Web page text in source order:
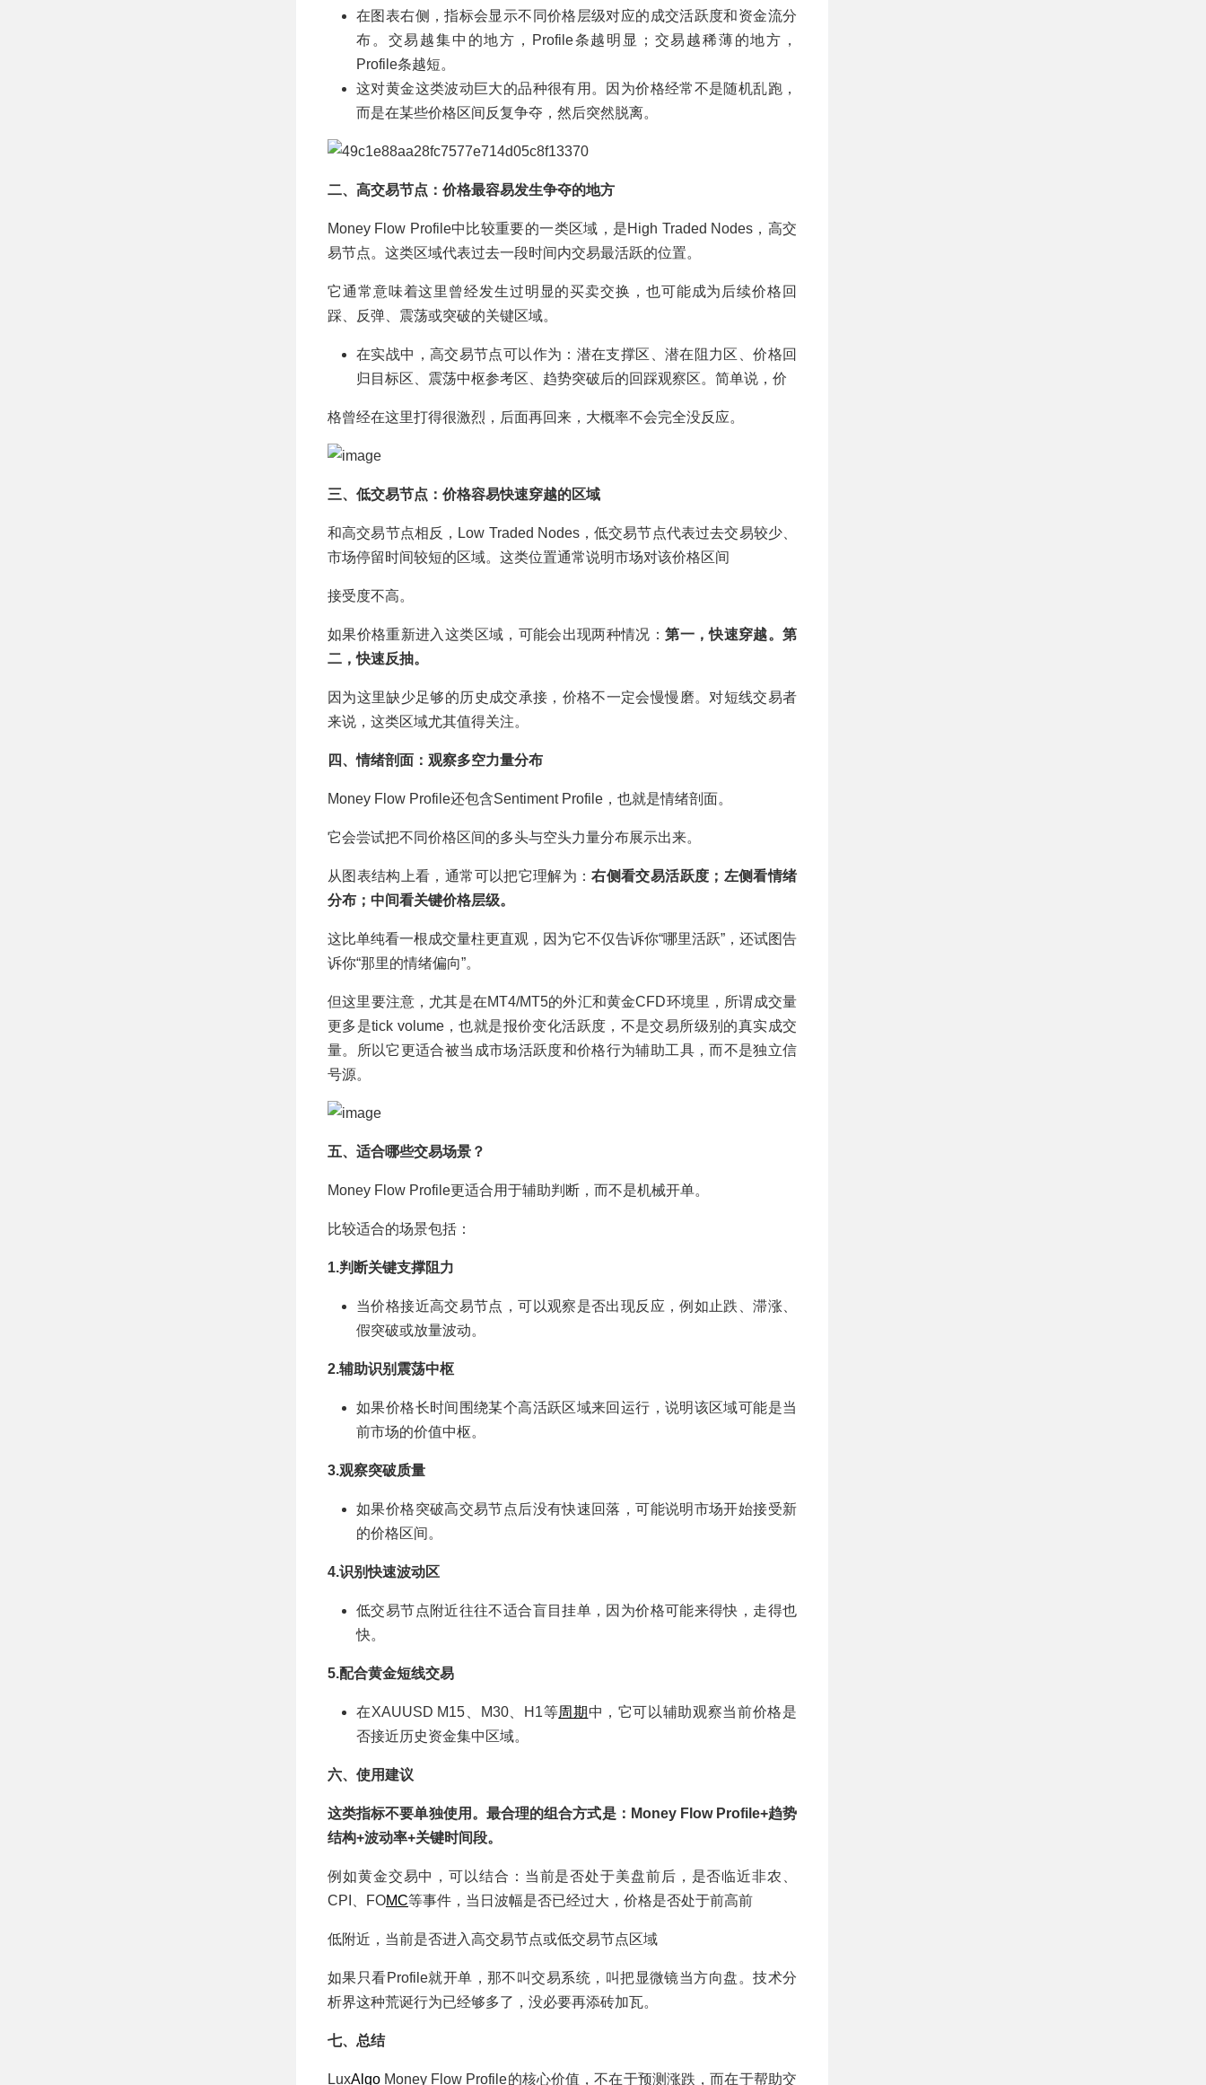
在图表右侧，指标会显示不同价格层级对应的成交活跃度和资金流分
布。交易越集中的地方，Profile条越明显；交易越稀薄的地方，
Profile条越短。
这对黄金这类波动巨大的品种很有用。因为价格经常不是随机乱跑，
而是在某些价格区间反复争夺，然后突然脱离。
二、高交易节点：价格最容易发生争夺的地方
Money Flow Profile中比较重要的一类区域，是High Traded Nodes，高交
易节点。这类区域代表过去一段时间内交易最活跃的位置。
它通常意味着这里曾经发生过明显的买卖交换，也可能成为后续价格回
踩、反弹、震荡或突破的关键区域。
在实战中，高交易节点可以作为：潜在支撑区、潜在阻力区、价格回
归目标区、震荡中枢参考区、趋势突破后的回踩观察区。简单说，价
格曾经在这里打得很激烈，后面再回来，大概率不会完全没反应。
三、低交易节点：价格容易快速穿越的区域
和高交易节点相反，Low Traded Nodes，低交易节点代表过去交易较少、
市场停留时间较短的区域。这类位置通常说明市场对该价格区间
接受度不高。
如果价格重新进入这类区域，可能会出现两种情况：第一，快速穿越。第
二，快速反抽。
因为这里缺少足够的历史成交承接，价格不一定会慢慢磨。对短线交易者
来说，这类区域尤其值得关注。
四、情绪剖面：观察多空力量分布
Money Flow Profile还包含Sentiment Profile，也就是情绪剖面。
它会尝试把不同价格区间的多头与空头力量分布展示出来。
从图表结构上看，通常可以把它理解为：右侧看交易活跃度；左侧看情绪
分布；中间看关键价格层级。
这比单纯看一根成交量柱更直观，因为它不仅告诉你“哪里活跃”，还试图告
诉你“那里的情绪偏向”。
但这里要注意，尤其是在MT4/MT5的外汇和黄金CFD环境里，所谓成交量
更多是tick volume，也就是报价变化活跃度，不是交易所级别的真实成交
量。所以它更适合被当成市场活跃度和价格行为辅助工具，而不是独立信
号源。
五、适合哪些交易场景？
Money Flow Profile更适合用于辅助判断，而不是机械开单。
比较适合的场景包括：
1.判断关键支撑阻力
当价格接近高交易节点，可以观察是否出现反应，例如止跌、滞涨、
假突破或放量波动。
2.辅助识别震荡中枢
如果价格长时间围绕某个高活跃区域来回运行，说明该区域可能是当
前市场的价值中枢。
3.观察突破质量
如果价格突破高交易节点后没有快速回落，可能说明市场开始接受新
的价格区间。
4.识别快速波动区
低交易节点附近往往不适合盲目挂单，因为价格可能来得快，走得也
快。
5.配合黄金短线交易
在XAUUSD M15、M30、H1等周期 中，它可以辅助观察当前价格是
否接近历史资金集中区域。
六、使用建议
这类指标不要单独使用。最合理的组合方式是：Money Flow Profile+趋势
结构+波动率+关键时间段。
例如黄金交易中，可以结合：当前是否处于美盘前后，是否临近非农、
CPI、FOMC等事件，当日波幅是否已经过大，价格是否处于前高前
低附近，当前是否进入高交易节点或低交易节点区域
如果只看Profile就开单，那不叫交易系统，叫把显微镜当方向盘。技术分
析界这种荒诞行为已经够多了，没必要再添砖加瓦。
七、总结
LuxAlgo Money Flow Profile的核心价值，不在于预测涨跌，而在于帮助交